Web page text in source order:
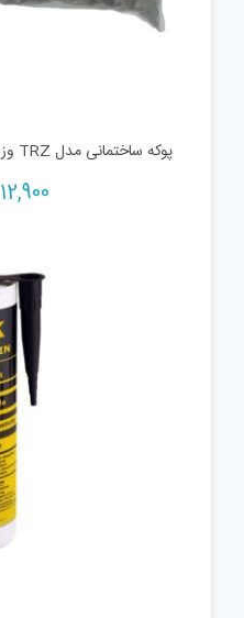
پوکه ساختمانی مدل TRZ وزن 1000 گرم
12,900